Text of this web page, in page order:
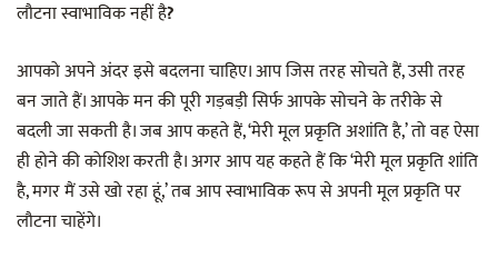
लौटना स्वाभाविक नहीं है?
आपको अपने अंदर इसे बदलना चाहिए। आप जिस तरह सोचते हैं, उसी तरह
बन जाते हैं। आपके मन की पूरी गड़बड़ी सिर्फ आपके सोचने के तरीके से
बदली जा सकती है। जब आप कहते हैं, ‘मेरी मूल प्रकृति अशांति है,’ तो वह ऐसा
ही होने की कोशिश करती है। अगर आप यह कहते हैं कि ‘मेरी मूल प्रकृति शांति
है, मगर मैं उसे खो रहा हूं,’ तब आप स्वाभाविक रूप से अपनी मूल प्रकृति पर
लौटना चाहेंगे।